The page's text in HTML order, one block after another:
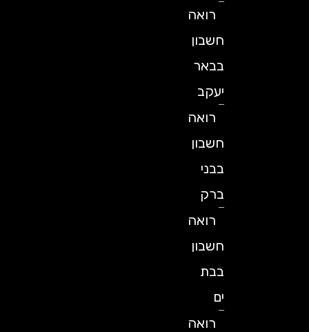
רואה
חשבון
בבאר
יעקב
רואה
חשבון
רואה
חשבון
רואה